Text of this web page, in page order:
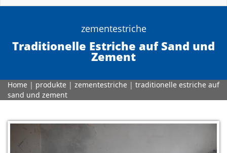
zementestriche
Traditionelle Estriche auf Sand und
Zement
Home | produkte | zementestriche | traditionelle estriche auf
sand und zement